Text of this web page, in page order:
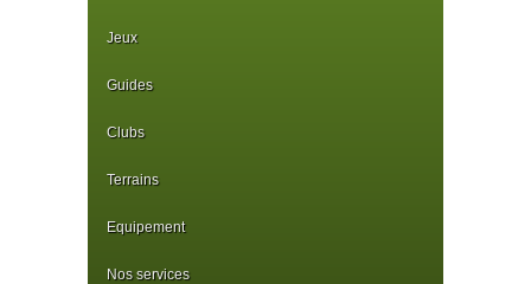
Jeux
Guides
Clubs
Terrains
Equipement
Nos services